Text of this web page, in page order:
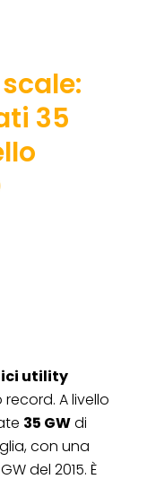
35
utility
A livello
35 GWdi
con una
del 2015. È